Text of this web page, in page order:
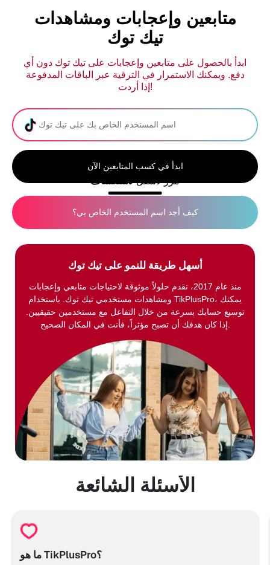
متابعين وإعجابات ومشاهدات
تيك توك
ابدأ بالحصول على متابعين وإعجابات على تيك توك دون أي
دفع. ويمكنك الاستمرار في الترقية عبر الباقات المدفوعة
إذا أردت!
ابدأ في كسب المتابعين الآن
كيف أجد اسم المستخدم الخاص بي؟
مرر لأسفللاستكشاف
أسهل طريقة للنمو على تيك توك
منذ عام 2017، نقدم حلولاً موثوقة لاحتياجات متابعي وإعجابات
ومشاهدات مستخدمي تيك توك. باستخدام TikPlusPro، يمكنك
توسيع حسابك بسرعة من خلال التفاعل مع مستخدمين حقيقيين.
الأسئلة الشائعة
ما هو TikPlusPro؟